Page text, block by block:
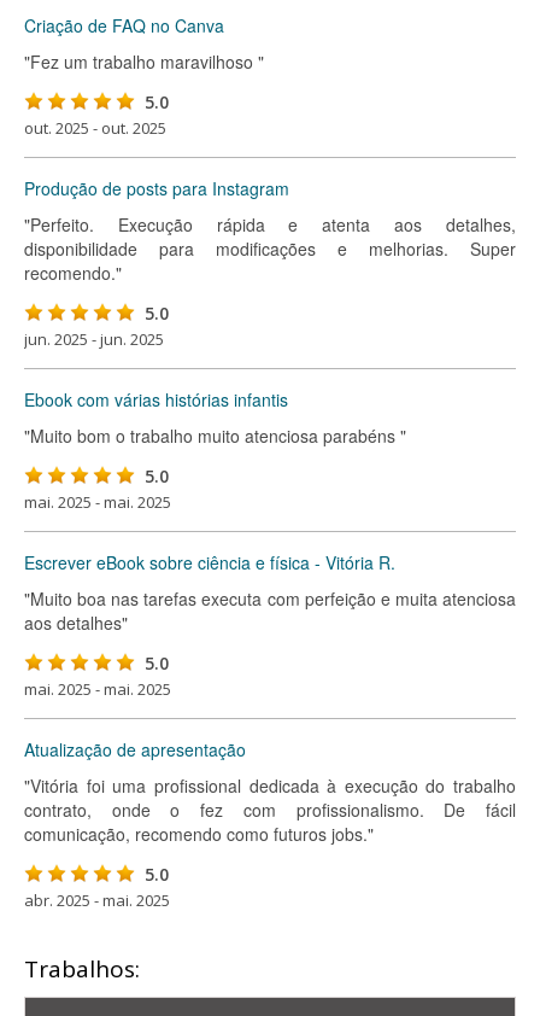
Criação de FAQ no Canva
"Fez um trabalho maravilhoso "
5.0
out. 2025 - out. 2025
Produção de posts para Instagram
"Perfeito. Execução rápida e atenta aos detalhes,
disponibilidade para modificações e melhorias. Super
recomendo."
5.0
jun. 2025 - jun. 2025
Ebook com várias histórias infantis
"Muito bom o trabalho muito atenciosa parabéns "
5.0
mai. 2025 - mai. 2025
Escrever eBook sobre ciência e física - Vitória R.
"Muito boa nas tarefas executa com perfeição e muita atenciosa
aos detalhes"
5.0
mai. 2025 - mai. 2025
Atualização de apresentação
"Vitória foi uma profissional dedicada à execução do trabalho
contrato, onde o fez com profissionalismo. De fácil
comunicação, recomendo como futuros jobs."
5.0
abr. 2025 - mai. 2025
Trabalhos: